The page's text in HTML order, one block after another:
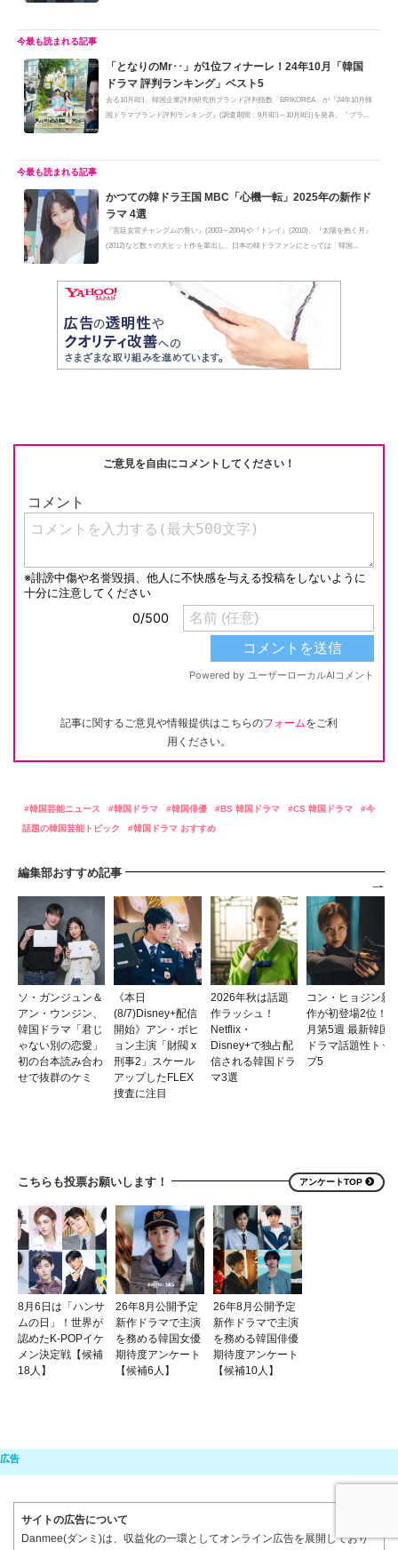
「となりのMr･･」が1位フィナーレ！24年10月「韓国
ドラマ 評判ランキング」ベスト5
去る10月8日、韓国企業評判研究所ブランド評判指数「BRIKOREA」が『24年10月韓
国ドラマブランド評判ランキング』(調査期間：9月8日～10月8日)を発表。「ブラ...
かつての韓ドラ王国 MBC「心機一転」2025年の新作ド
ラマ 4選
『宮廷女官チャングムの誓い』(2003～2004)や『トンイ』(2010)、『太陽を抱く月』
(2012)など数々の大ヒット作を輩出し、日本の韓ドラファンにとっては「韓国...
ご意見を自由にコメントしてください！
記事に関するご意見や情報提供はこちらのフォームをご利
用ください。
韓国芸能ニュース 韓国ドラマ 韓国俳優 BS 韓国ドラマ CS 韓国ドラマ
今
話題の韓国芸能トピック
韓国ドラマ おすすめ
編集部おすすめ記事
ソ・ガンジュン＆
アン・ウンジン、
韓国ドラマ「君じ
ゃない別の恋愛」
初の台本読み合わ
せで抜群のケミ
《本日
(8/7)Disney+配信
開始》アン・ボヒ
ョン主演「財閥 x
刑事2」スケール
アップしたFLEX
捜査に注目
2026年秋は話題
作ラッシュ！
Netflix・
Disney+で独占配
信される韓国ドラ
マ3選
コン・ヒョジン新
作が初登場2位！7
月第5週 最新韓国
ドラマ話題性トッ
プ5
こちらも投票お願いします！ アンケートTOP
8月6日は「ハンサ
ムの日」！世界が
認めたK-POPイケ
メン決定戦【候補
18人】
26年8月公開予定
新作ドラマで主演
を務める韓国女優
期待度アンケート
【候補6人】
26年8月公開予定
新作ドラマで主演
を務める韓国俳優
期待度アンケート
【候補10人】
サイトの広告について
Danmee(ダンミ)は、収益化の一環としてオンライン広告を展開しており